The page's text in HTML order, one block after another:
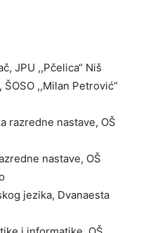
JPU ,,Pčelica“ Niš
,,Milan Petrović“
razredne nastave, OŠ
nastave, OŠ
jezika, Dvanaesta